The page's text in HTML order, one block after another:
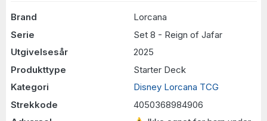
Brand
Lorcana
Serie
Set 8 - Reign of Jafar
Utgivelsesår
2025
Produkttype
Starter Deck
Kategori
Disney Lorcana TCG
Strekkode
4050368984906